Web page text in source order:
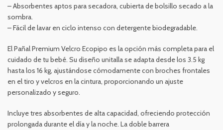
– Absorbentes aptos para secadora, cubierta de bolsillo secado a la
sombra.
– Fácil de lavar en ciclo intenso con detergente biodegradable.
El Pañal Premium Velcro Ecopipo es la opción más completa para el
cuidado de tu bebé. Su diseño unitalla se adapta desde los 3.5 kg
hasta los 16 kg, ajustándose cómodamente con broches frontales
en el tiro y velcros en la cintura, proporcionando un ajuste
personalizado y seguro.
Incluye tres absorbentes de alta capacidad, ofreciendo protección
prolongada durante el día y la noche. La doble barrera